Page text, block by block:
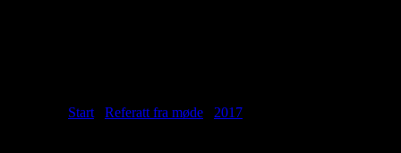
Start Referatt fra møde 2017